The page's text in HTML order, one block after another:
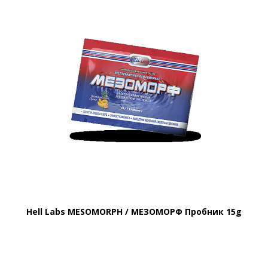
Hell Labs MESOMORPH / МЕЗОМОРФ Пробник 15g